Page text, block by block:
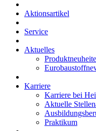
Aktionsartikel
Service
Aktuelles
Karriere
Karriere bei
Aktuelle
Praktikum